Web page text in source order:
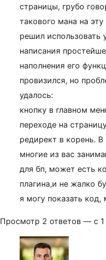
страницы, грубо
такового мана на
решил использовать
написания
наполнения его
провизился, но
удалось:
кнопку в главном
переходе на
редирект в корень.
многие из вас
для бп, может есть
плагина,и не жалко
я могу показать
Просмотр 2 ответов — с 1